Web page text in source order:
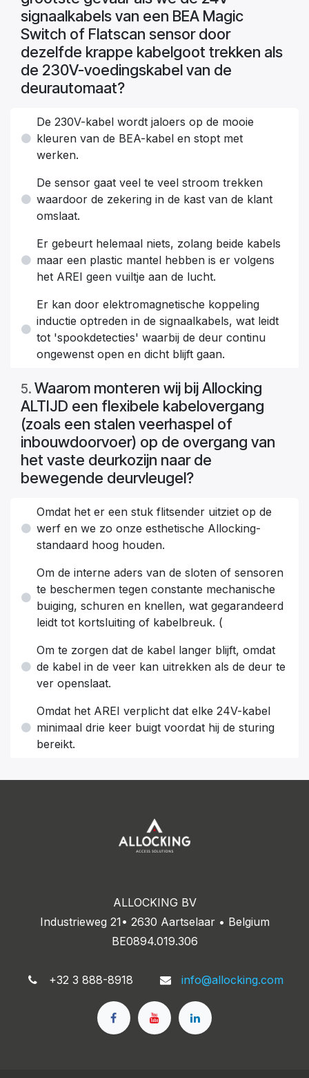
signaalkabels van een BEA Magic
Switch of Flatscan sensor door
dezelfde krappe kabelgoot trekken als
de 230V-voedingskabel van de
deurautomaat?
De 230V-kabel wordt jaloers op de mooie
kleuren van de BEA-kabel en stopt met
werken.
De sensor gaat veel te veel stroom trekken
waardoor de zekering in de kast van de klant
omslaat.
Er gebeurt helemaal niets, zolang beide kabels
maar een plastic mantel hebben is er volgens
het AREI geen vuiltje aan de lucht.
Er kan door elektromagnetische koppeling
inductie optreden in de signaalkabels, wat leidt
tot 'spookdetecties' waarbij de deur continu
ongewenst open en dicht blijft gaan.
5. Waarom monteren wij bij Allocking
ALTIJD een flexibele kabelovergang
(zoals een stalen veerhaspel of
inbouwdoorvoer) op de overgang van
het vaste deurkozijn naar de
bewegende deurvleugel?
Omdat het er een stuk flitsender uitziet op de
werf en we zo onze esthetische Allocking-
standaard hoog houden.
Om de interne aders van de sloten of sensoren
te beschermen tegen constante mechanische
buiging, schuren en knellen, wat gegarandeerd
leidt tot kortsluiting of kabelbreuk. (
Om te zorgen dat de kabel langer blijft, omdat
de kabel in de veer kan uitrekken als de deur te
ver openslaat.
Omdat het AREI verplicht dat elke 24V-kabel
minimaal drie keer buigt voordat hij de sturing
bereikt.
ALLOCKING BV
Industrieweg 21• 2630 Aartselaar • Belgium
BE0894.019.306
+32 3 888-8918 info@allocking.com